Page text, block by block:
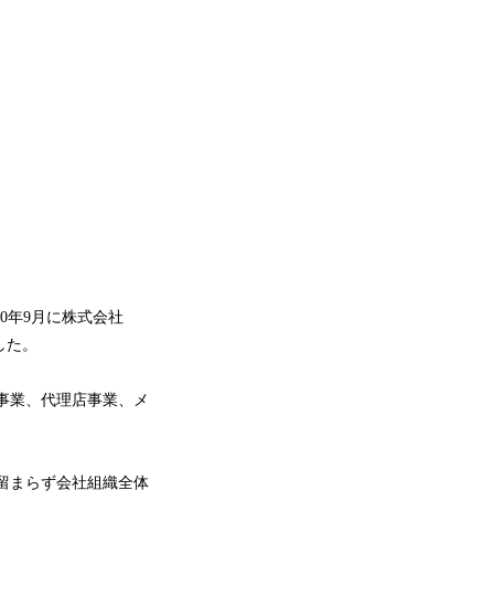
年9月に株式会社
。
業、代理店事業、メ
まらず会社組織全体